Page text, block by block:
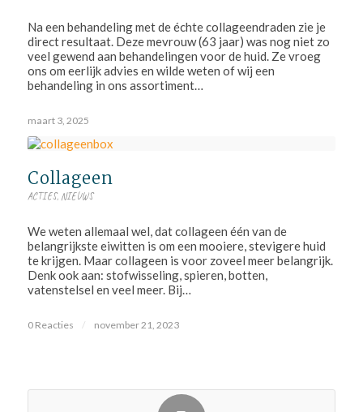
Na een behandeling met de échte collageendraden zie je
direct resultaat. Deze mevrouw (63 jaar) was nog niet zo
veel gewend aan behandelingen voor de huid. Ze vroeg
ons om eerlijk advies en wilde weten of wij een
behandeling in ons assortiment…
maart 3, 2025
Collageen
ACTIES, NIEUWS
We weten allemaal wel, dat collageen één van de
belangrijkste eiwitten is om een mooiere, stevigere huid
te krijgen. Maar collageen is voor zoveel meer belangrijk.
Denk ook aan: stofwisseling, spieren, botten,
vatenstelsel en veel meer. Bij…
0 Reacties / november 21, 2023